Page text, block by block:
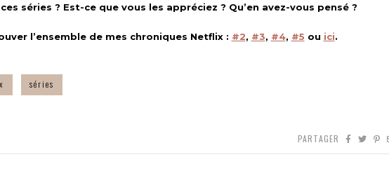
séries ? Est-ce que vous les appréciez ? Qu’en avez-vous pensé ?
l’ensemble de mes chroniques Netflix : #2, #3, #4, #5 ou ici.
séries
PARTAGER